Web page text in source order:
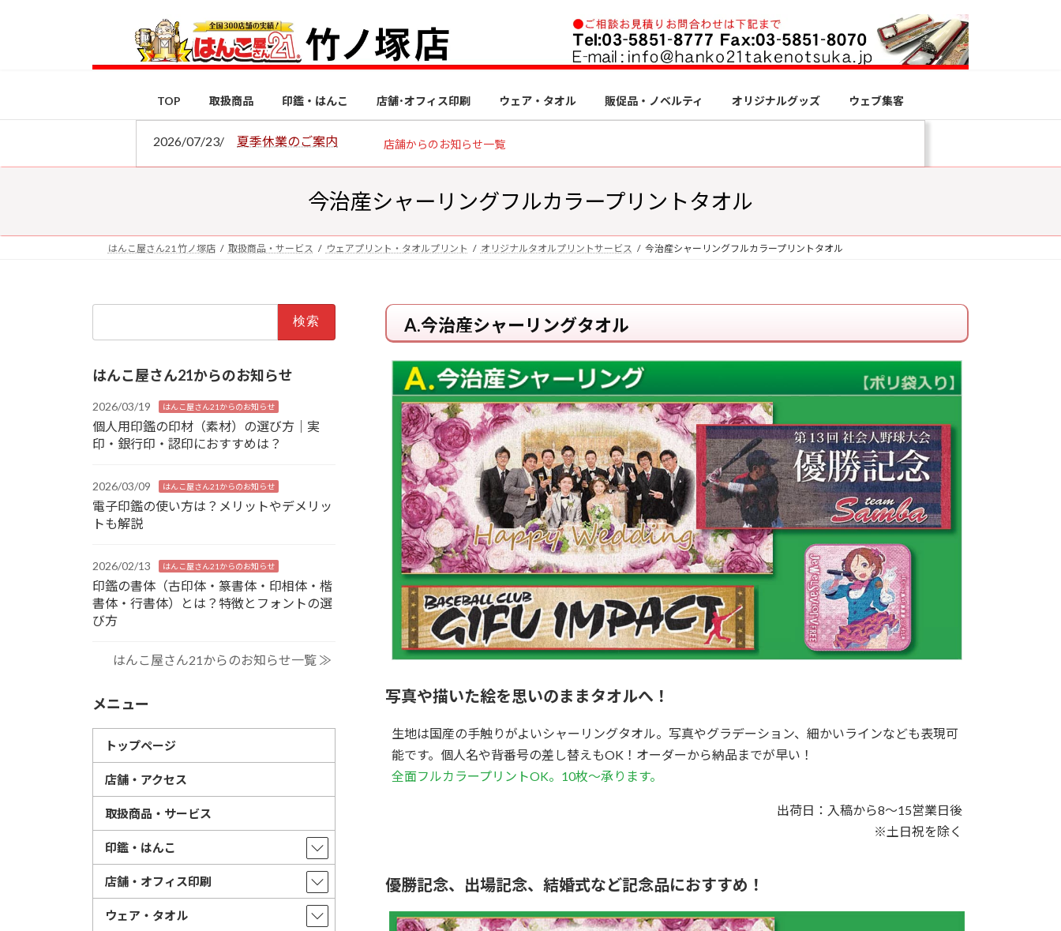
ス
ン
TOP 取扱商品 印鑑・はんこ 店舗･オフィス印刷 ウェア・タオル 販促品・ノベルティ オリジナルグッズ ウェブ集客
2026/07/23/ 夏季休業のご案内 店舗からのお知らせ一覧
今治産シャーリングフルカラープリントタオル
はんこ屋さん21 竹ノ塚店 取扱商品・サービス ウェアプリント・タオルプリント オリジナルタオルプリントサービス 今治産シャーリングフルカラープリントタオル
A.今治産シャーリングタオル
写真や描いた絵を思いのままタオルへ！
生地は国産の手触りがよいシャーリングタオル。写真やグラデーション、細かいラインなども表現可
能です。個人名や背番号の差し替えもOK！オーダーから納品までが早い！
全面フルカラープリントOK。10枚～承ります。
出荷日：入稿から8～15営業日後
※土日祝を除く
優勝記念、出場記念、結婚式など記念品におすすめ！
はんこ屋さん21からのお知らせ
2026/03/19 はんこ屋さん21からのお知らせ
個人用印鑑の印材（素材）の選び方｜実
印・銀行印・認印におすすめは？
2026/03/09 はんこ屋さん21からのお知らせ
電子印鑑の使い方は？メリットやデメリッ
トも解説
2026/02/13 はんこ屋さん21からのお知らせ
印鑑の書体（古印体・篆書体・印相体・楷
書体・行書体）とは？特徴とフォントの選
び方
はんこ屋さん21からのお知らせ一覧 ≫
メニュー
トップページ
店舗・アクセス
取扱商品・サービス
印鑑・はんこ
店舗・オフィス印刷
ウェア・タオル